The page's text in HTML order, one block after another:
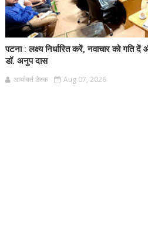
पटना : लक्ष्य निर्धारित करें, नवाचार को गति
डॉ. अनुप दास
आर्यावर्त डेस्क Aug 07, 2026